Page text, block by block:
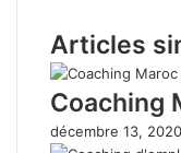
Articles
Coaching
décembre 13, 2020